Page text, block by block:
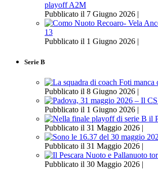
playoff A2M
Pubblicato il 7 Giugno 2026 |
13
Pubblicato il 1 Giugno 2026 |
Serie B
Pubblicato il 8 Giugno 2026 |
Pubblicato il 1 Giugno 2026 |
Pubblicato il 31 Maggio 2026 |
Pubblicato il 31 Maggio 2026 |
Pubblicato il 30 Maggio 2026 |